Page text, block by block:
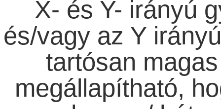
X- és Y- irányú
és/vagy az Y
tartósan
megállapítható,